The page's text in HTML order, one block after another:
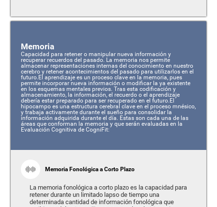
Memoria
Capacidad para retener o manipular nueva información y
recuperar recuerdos del pasado. La memoria nos permite
almacenar representaciones internas del conocimiento en nuestro
cerebro y retener acontecimientos del pasado para utilizarlos en el
futuro.El aprendizaje es un proceso clave en la memoria, pues
permite incorporar nueva información o modificar la ya existente
en los esquemas mentales previos. Tras esta codificación y
almacenamiento, la información, el recuerdo o el aprendizaje
debería estar preparado para ser recuperado en el futuro.El
hipocampo es una estructura cerebral clave en el proceso mnésico,
y trabaja activamente durante el sueño para consolidar la
información adquirida durante el día. Estas son cada una de las
áreas que conforman la memoria y que serán evaluadas en la
Evaluación Cognitiva de CogniFit:
Memoria Fonológica a Corto Plazo
La memoria fonológica a corto plazo es la capacidad para
retener durante un limitado lapso de tiempo una
determinada cantidad de información fonológica que